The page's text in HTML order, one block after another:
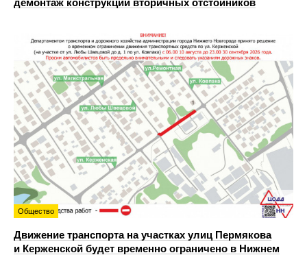
Общество
Движение транспорта на участках улиц Пермякова
и Керженской будет временно ограничено в Нижнем